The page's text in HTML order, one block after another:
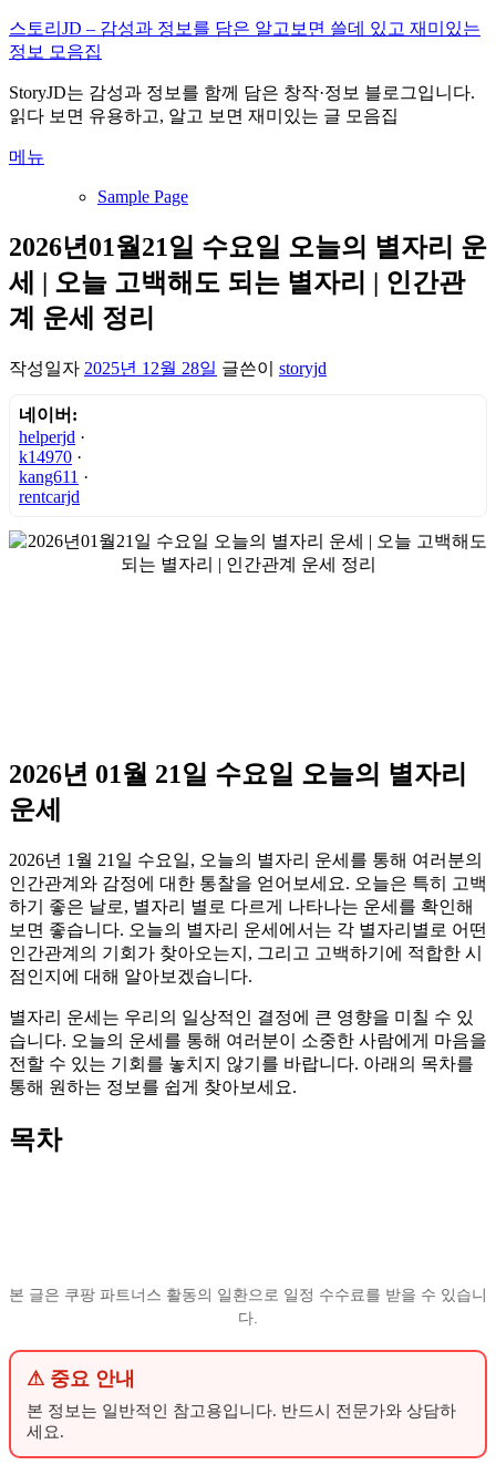
내
용
로
바
가
스토리JD – 감성과 정보를 담은 알고보면 쓸데 있고 재미있는
정보 모음집
StoryJD는 감성과 정보를 함께 담은 창작·정보 블로그입니다.
읽다 보면 유용하고, 알고 보면 재미있는 글 모음집
메뉴
Sample Page
2026년01월21일 수요일 오늘의 별자리 운
세 | 오늘 고백해도 되는 별자리 | 인간관
계 운세 정리
작성일자 2025년 12월 28일 글쓴이 storyjd
네이버:
helperjd ·
k14970 ·
kang611 ·
rentcarjd
2026년 01월 21일 수요일 오늘의 별자리
운세
2026년 1월 21일 수요일, 오늘의 별자리 운세를 통해 여러분의
인간관계와 감정에 대한 통찰을 얻어보세요. 오늘은 특히 고백
하기 좋은 날로, 별자리 별로 다르게 나타나는 운세를 확인해
보면 좋습니다. 오늘의 별자리 운세에서는 각 별자리별로 어떤
인간관계의 기회가 찾아오는지, 그리고 고백하기에 적합한 시
점인지에 대해 알아보겠습니다.
별자리 운세는 우리의 일상적인 결정에 큰 영향을 미칠 수 있
습니다. 오늘의 운세를 통해 여러분이 소중한 사람에게 마음을
전할 수 있는 기회를 놓치지 않기를 바랍니다. 아래의 목차를
통해 원하는 정보를 쉽게 찾아보세요.
목차
본 글은 쿠팡 파트너스 활동의 일환으로 일정 수수료를 받을 수 있습니
다.
⚠ 중요 안내
본 정보는 일반적인 참고용입니다. 반드시 전문가와 상담하
세요.